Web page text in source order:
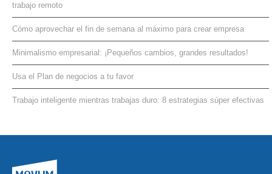
trabajo remoto
Cómo aprovechar el fin de semana al máximo para crear empresa
Minimalismo empresarial: ¡Pequeños cambios, grandes resultados!
Usa el Plan de negocios a tu favor
Trabajo inteligente mientras trabajas duro: 8 estrategias súper efectivas